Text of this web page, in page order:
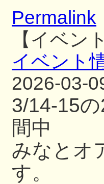
Permalink
【イベン
イベント
2026-03-
3/14-15
間中
みなとオ
す。